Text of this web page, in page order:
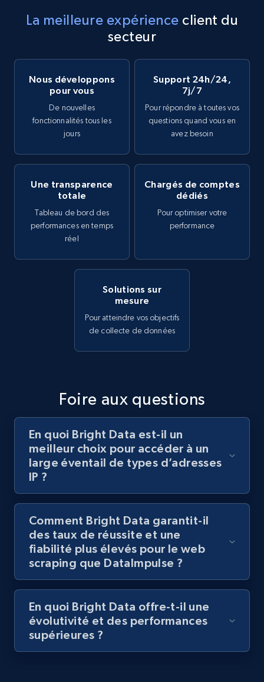
La meilleure expérience client du
secteur
Nous développons
pour vous
De nouvelles
fonctionnalités tous les
jours
Support 24h/24,
7j/7
Pour répondre à toutes vos
questions quand vous en
avez besoin
Une transparence
totale
Tableau de bord des
performances en temps
réel
Chargés de comptes
dédiés
Pour optimiser votre
performance
Solutions sur
mesure
Pour atteindre vos objectifs
de collecte de données
Foire aux questions
En quoi Bright Data est-il un
meilleur choix pour accéder à un
large éventail de types d’adresses
IP ?
Comment Bright Data garantit-il
des taux de réussite et une
fiabilité plus élevés pour le web
scraping que DataImpulse ?
En quoi Bright Data offre-t-il une
évolutivité et des performances
supérieures ?